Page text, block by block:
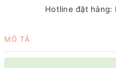
Hotline đặt hàng:
MÔ TẢ